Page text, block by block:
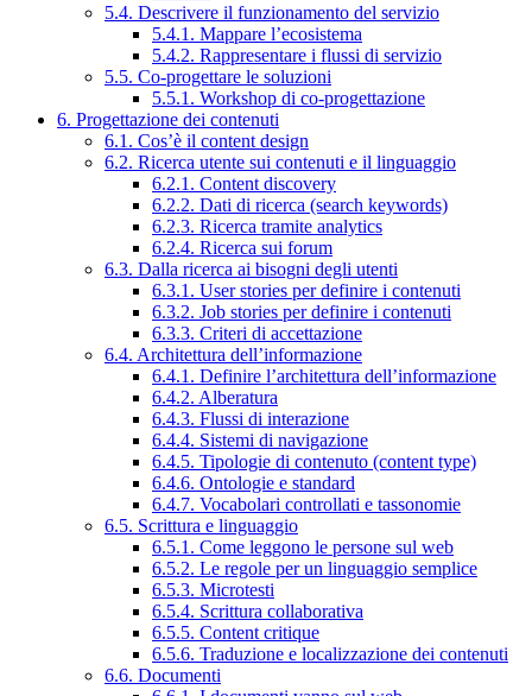
5.4. Descrivere il funzionamento del servizio
5.4.1. Mappare l’ecosistema
5.4.2. Rappresentare i flussi di servizio
5.5. Co-progettare le soluzioni
5.5.1. Workshop di co-progettazione
6. Progettazione dei contenuti
6.1. Cos’è il content design
6.2. Ricerca utente sui contenuti e il linguaggio
6.2.1. Content discovery
6.2.2. Dati di ricerca (search keywords)
6.2.3. Ricerca tramite analytics
6.2.4. Ricerca sui forum
6.3. Dalla ricerca ai bisogni degli utenti
6.3.1. User stories per definire i contenuti
6.3.2. Job stories per definire i contenuti
6.3.3. Criteri di accettazione
6.4. Architettura dell’informazione
6.4.1. Definire l’architettura dell’informazione
6.4.2. Alberatura
6.4.3. Flussi di interazione
6.4.4. Sistemi di navigazione
6.4.5. Tipologie di contenuto (content type)
6.4.6. Ontologie e standard
6.4.7. Vocabolari controllati e tassonomie
6.5. Scrittura e linguaggio
6.5.1. Come leggono le persone sul web
6.5.2. Le regole per un linguaggio semplice
6.5.3. Microtesti
6.5.4. Scrittura collaborativa
6.5.5. Content critique
6.5.6. Traduzione e localizzazione dei contenuti
6.6. Documenti